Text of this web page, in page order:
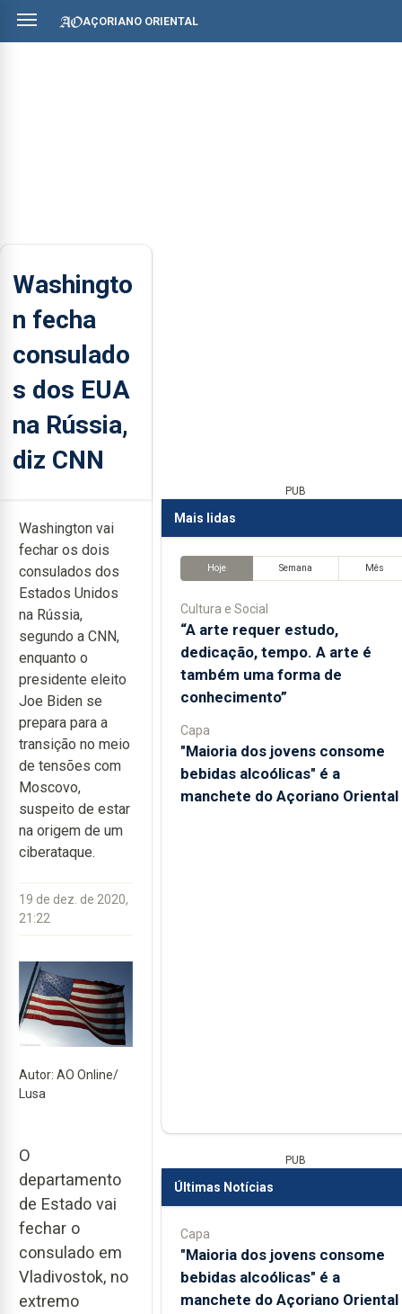
AÇORIANO ORIENTAL
Washingto
n fecha
consulado
s dos EUA
na Rússia,
diz CNN
Washington vai
fechar os dois
consulados dos
Estados Unidos
na Rússia,
segundo a CNN,
enquanto o
presidente eleito
Joe Biden se
prepara para a
transição no meio
de tensões com
Moscovo,
suspeito de estar
na origem de um
ciberataque.
19 de dez. de 2020,
21:22
Autor: AO Online/
Lusa
O
departamento
de Estado vai
fechar o
consulado em
Vladivostok, no
extremo
PUB
Mais lidas
Hoje Semana Mês
Cultura e Social
“A arte requer estudo,
dedicação, tempo. A arte é
também uma forma de
conhecimento”
Capa
"Maioria dos jovens consome
bebidas alcoólicas" é a
manchete do Açoriano Oriental
PUB
Últimas Notícias
Capa
"Maioria dos jovens consome
bebidas alcoólicas" é a
manchete do Açoriano Oriental